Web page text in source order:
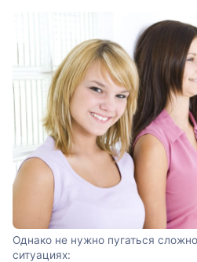
Однако не нужно пугаться
ситуациях: